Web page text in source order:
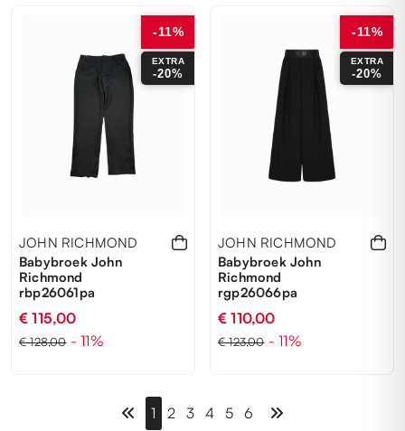
AANMELDEN VOOR DE
NIEUWSBRIEF
Door je te registreren, accepteer je onze
EXTRA
-20%
-11%
JOHN RICHMOND
Babybroek John
Richmond
rbp26061pa
€ 115,00
€ 128,00 - 11%
EXTRA
-20%
-11%
JOHN RICHMOND
Babybroek John
Richmond
rgp26066pa
€ 110,00
€ 123,00 - 11%
1 2 3 4 5 6